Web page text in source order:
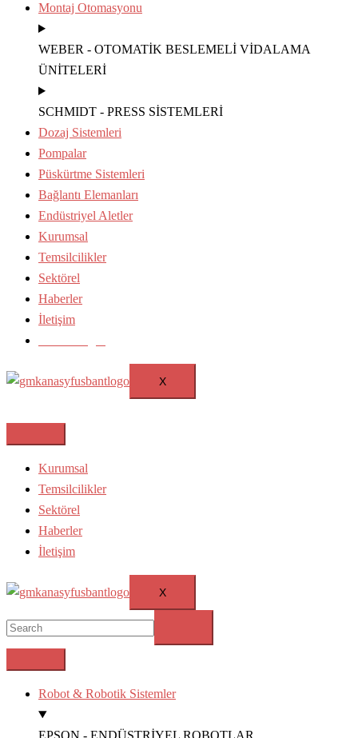
Montaj Otomasyonu
WEBER - OTOMATİK BESLEMELİ VİDALAMA
ÜNİTELERİ
SCHMIDT - PRESS SİSTEMLERİ
Dozaj Sistemleri
Pompalar
Püskürtme Sistemleri
Bağlantı Elemanları
Endüstriyel Aletler
Kurumsal
Temsilcilikler
Sektörel
Haberler
İletişim
X
Kurumsal
Temsilcilikler
Sektörel
Haberler
İletişim
X
Robot & Robotik Sistemler
EPSON - ENDÜSTRİYEL ROBOTLAR